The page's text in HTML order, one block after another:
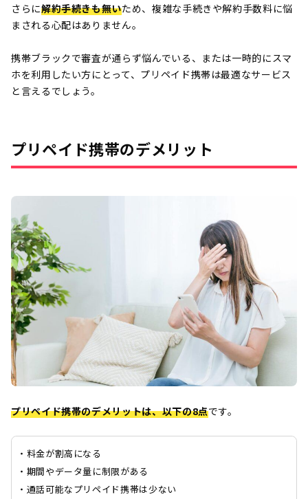
さらに解約手続きも無いため、複雑な手続きや解約手数料に悩
まされる心配はありません。
携帯ブラックで審査が通らず悩んでいる、または一時的にスマ
ホを利用したい方にとって、プリペイド携帯は最適なサービス
と言えるでしょう。
プリペイド携帯のデメリット
プリペイド携帯のデメリットは、以下の8点です。
・料金が割高になる
・期間やデータ量に制限がある
・通話可能なプリペイド携帯は少ない